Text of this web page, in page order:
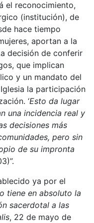
el reconocimiento,
(institución), de
hace tiempo
aportan a la
decisión de conferir
que implican
y un mandato del
la participación
‘Esto da lugar
una incidencia real y
decisiones más
pero sin
de su impronta
ya por el
tiene en absoluto la
sacerdotal a las
, 22 de mayo de